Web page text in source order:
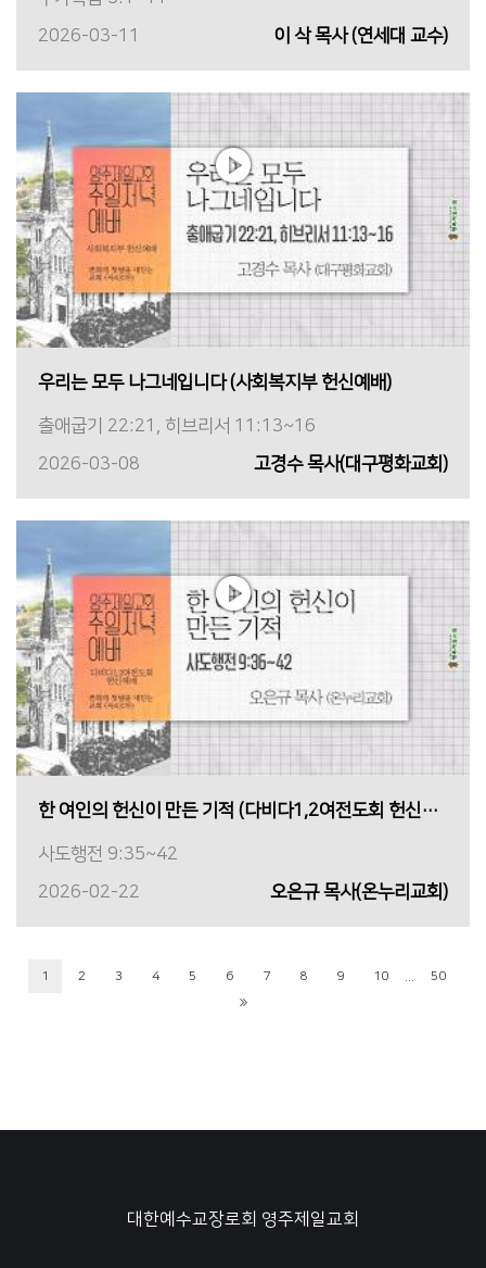
2026-03-11
이 삭 목사 (연세대 교수)
우리는 모두 나그네입니다 (사회복지부 헌신예배)
출애굽기 22:21, 히브리서 11:13~16
2026-03-08
고경수 목사(대구평화교회)
한 여인의 헌신이 만든 기적 (다비다1,2여전도회 헌신예배)
사도행전 9:35~42
2026-02-22
오은규 목사(온누리교회)
1 2 3 4 5 6 7 8 9 10 50
대한예수교장로회 영주제일교회